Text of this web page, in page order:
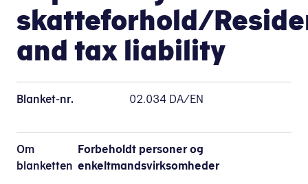
skatteforhold/
and tax liability
Blanket-nr. 02.034 DA/EN
Om
blanketten
Forbeholdt personer og
enkeltmandsvirksomheder